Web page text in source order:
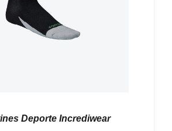
Deporte Incrediwear